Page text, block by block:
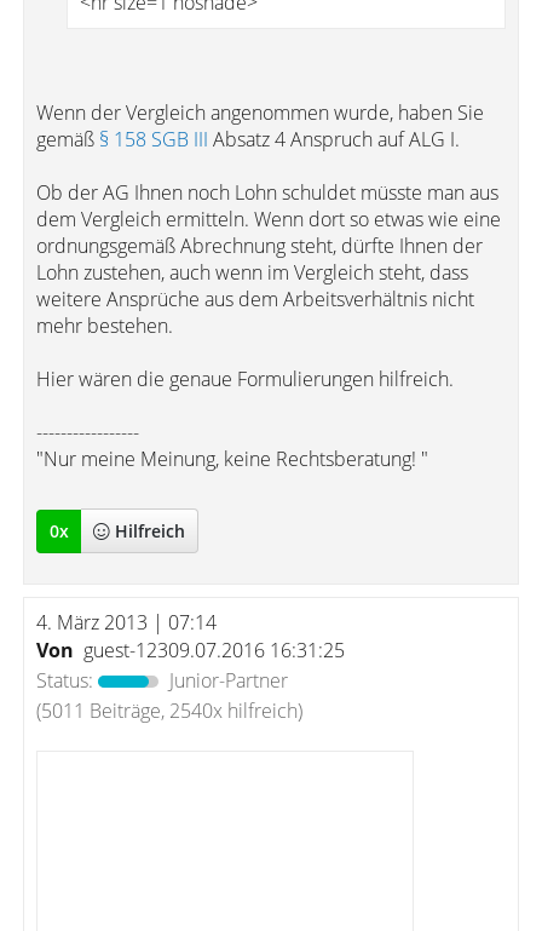
Wenn der Vergleich angenommen wurde, haben Sie
gemäß § 158 SGB III Absatz 4 Anspruch auf ALG I.
Ob der AG Ihnen noch Lohn schuldet müsste man aus
dem Vergleich ermitteln. Wenn dort so etwas wie eine
ordnungsgemäß Abrechnung steht, dürfte Ihnen der
Lohn zustehen, auch wenn im Vergleich steht, dass
weitere Ansprüche aus dem Arbeitsverhältnis nicht
mehr bestehen.
Hier wären die genaue Formulierungen hilfreich.
-----------------
"Nur meine Meinung, keine Rechtsberatung! "
0x Hilfreich
4. März 2013 | 07:14
Von guest-12309.07.2016 16:31:25
Status:
Junior-Partner
(5011 Beiträge, 2540x hilfreich)